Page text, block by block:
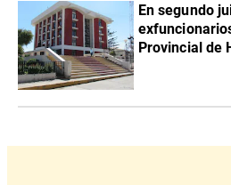
En segundo
Provincial de